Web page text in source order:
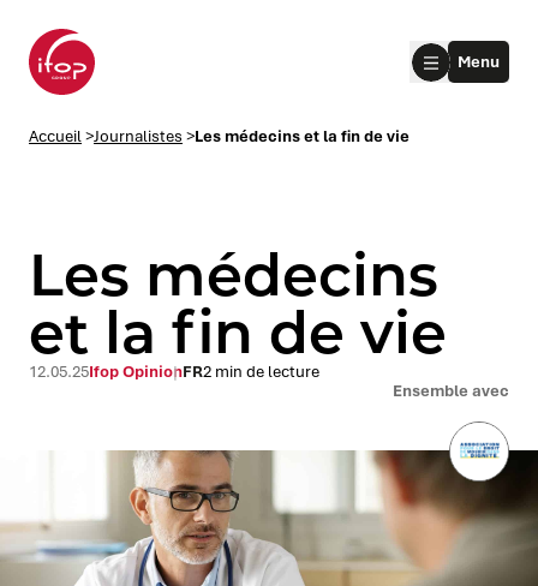
submenu
Menu
Accueil>Journalistes >Les médecins et la fin de vie
Les médecins
et la fin de vie
Ensemble avec
12.05.25Ifop OpinionFR2 min de lecture